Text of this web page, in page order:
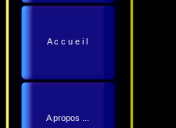
A c c u e i l
A propos ...